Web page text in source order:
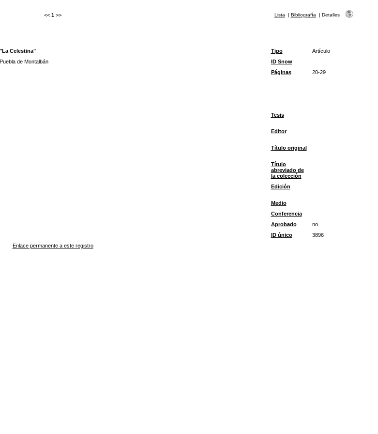
<< 1 >> Lista | Bibliografía | Detalles
Celestina" Tipo
Artículo
de Montalbán
ID Snow
Páginas
20-29
Tesis
Editor
Título original
Título
abreviado de
la colección
Edición
Medio
Conferencia
Aprobado
no
ID único
3896
Enlace permanente a este registro